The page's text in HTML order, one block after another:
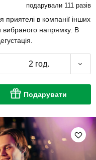
подарували 111 разів
приятелі в компанії інших
вибраного напрямку. В
2 год.
Подарувати